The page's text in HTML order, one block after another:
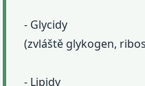
- Glycidy
(zvláště glykogen,
- Lipidy